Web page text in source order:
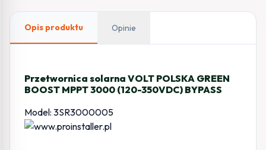
(120-
Opis produktu Opinie
Przetwornica solarna VOLT POLSKA GREEN
BOOST MPPT 3000 (120-350VDC) BYPASS
Model: 3SR3000005